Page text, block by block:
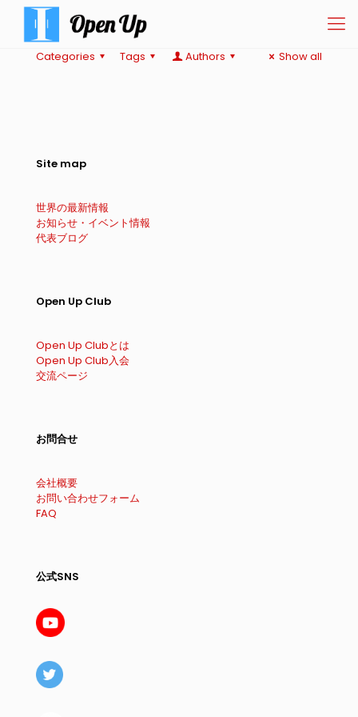
Categories Tags Authors Show all
Site map
世界の最新情報
お知らせ・イベント情報
代表ブログ
Open Up Club
Open Up Clubとは
Open Up Club入会
交流ページ
お問合せ
会社概要
お問い合わせフォーム
FAQ
公式SNS